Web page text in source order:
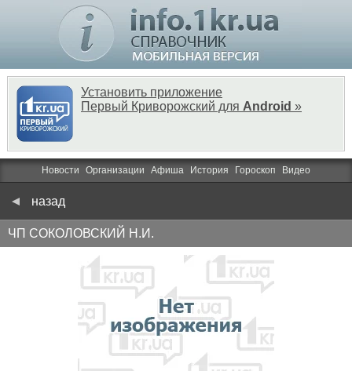
Установить приложение
Первый Криворожский для Android »
Новости Организации Афиша История Гороскоп Видео
назад
ЧП CОКОЛОВСКИЙ Н.И.